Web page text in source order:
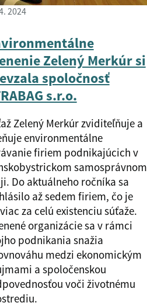
2024
Zelený Merkúr si
spoločnosť
s.r.o.
Zelený Merkúr zviditeľňuje a
environmentálne
firiem podnikajúcich v
samosprávnom
Do aktuálneho ročníka sa
až sedem firiem, čo je
za celú existenciu súťaže.
organizácie sa v rámci
podnikania snažia
medzi ekonomickým
a spoločenskou
voči životnému